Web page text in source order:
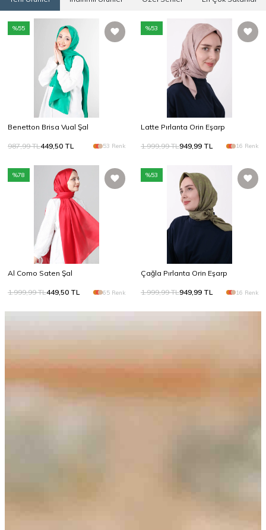
%55
Benetton Brisa Vual Şal
987,99TL449,50 TL 53 Renk
%53
Latte Pırlanta Orin Eşarp
1.999,99TL949,99 TL 16 Renk
%78
Al Como Saten Şal
1.999,99TL449,50 TL 65 Renk
%53
Çağla Pırlanta Orin Eşarp
1.999,99TL949,99 TL 16 Renk